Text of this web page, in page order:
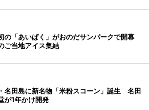
の「あいぱく」がおのだサンパークで開幕
ご当地アイス集結
名田島に新名物「米粉スコーン」誕生 名田
が1年かけ開発